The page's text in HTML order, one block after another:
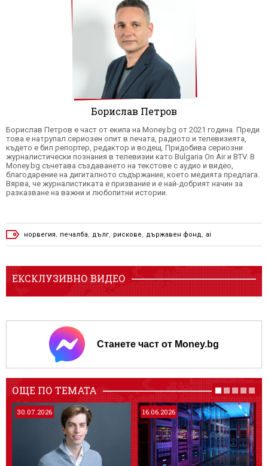
Борислав Петров
Борислав Петров е част от екипа на Money.bg от 2021 година. Преди
това е натрупал сериозен опит в печата, радиото и телевизията,
където е бил репортер, редактор и водещ. Придобива сериозни
журналистически познания в телевизии като Bulgaria On Air и BTV. В
Money.bg съчетава създаването на текстове с аудио и видео,
благодарение на дигиталното съдържание, което медията предлага.
Вярва, че журналистиката е призвание и е най-добрият начин за
разказване на важни и любопитни истории.
норвегия, печалба, дълг, рискове, държавен фонд, ai
ЕКСКЛУЗИВНО ВИДЕО
Станете част от Money.bg
ОЩЕ ПО ТЕМАТА
30.07.2026 16.06.2026